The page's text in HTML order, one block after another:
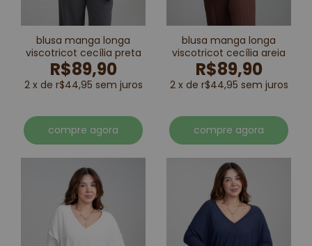
blusa manga longa
viscotricot cecília preta
R$89,90
2 x de r$44,95 sem juros
compre agora
blusa manga longa
viscotricot cecília areia
R$89,90
2 x de r$44,95 sem juros
compre agora